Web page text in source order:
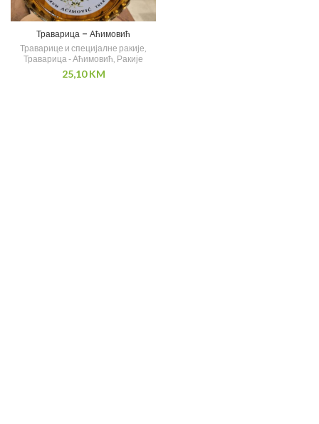
Траварица – Аћимовић
Траварице и специјалне ракије,
Траварица - Аћимовић, Ракије
25,10KM